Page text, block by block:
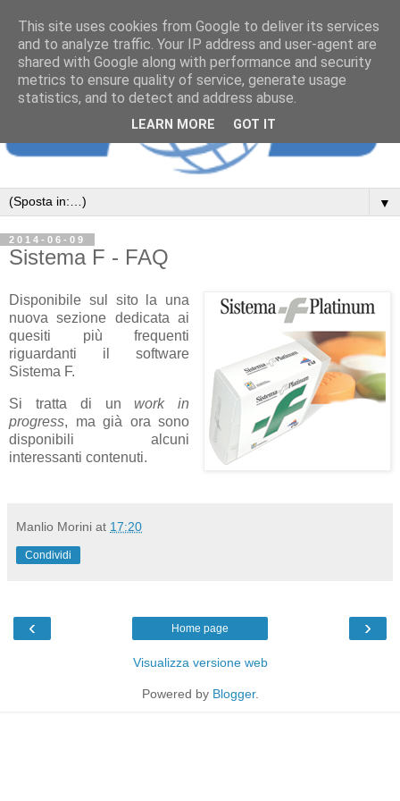
▼
2014-06-09
Sistema F - FAQ
Disponibile sul sito la una
nuova sezione dedicata ai
quesiti più frequenti
riguardanti il software
Sistema F.
Si tratta di unwork in
progress, ma già ora sono
disponibili alcuni
interessanti contenuti.
Manlio Morini at 17:20
Condividi
‹ ›
Home page
Visualizza versione web
Powered by Blogger.
This site uses cookies from Google to deliver its services
and to analyze traffic. Your IP address and user-agent are
shared with Google along with performance and security
metrics to ensure quality of service, generate usage
statistics, and to detect and address abuse.
LEARN MORE GOT IT